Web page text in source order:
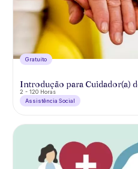
Gratuíto
Introdução para Cuidador(a)
2 - 120 Horas
Assistência Social